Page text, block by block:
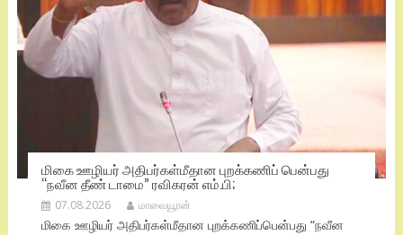
மிகை ஊழியர் அதிபர்கள்மீதான புறக்கணிப் பென்பது
“நவீன தீண் டாமை” ரவிகரன் எம்.பி;
07.08.2026 மாவையூரன்
மிகை ஊழியர் அதிபர்கள்மீதான புறக்கணிப்பென்பது “நவீன